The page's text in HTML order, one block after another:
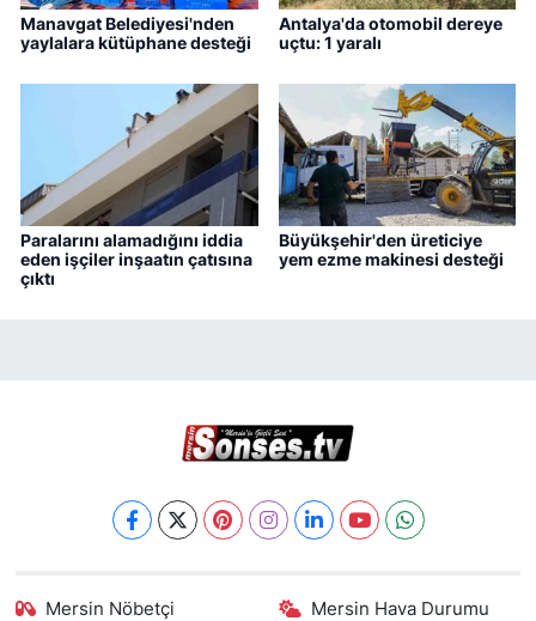
Manavgat Belediyesi'nden
yaylalara kütüphane desteği
Antalya'da otomobil dereye
uçtu: 1 yaralı
Paralarını alamadığını iddia
eden işçiler inşaatın çatısına
çıktı
Büyükşehir'den üreticiye
yem ezme makinesi desteği
Mersin Nöbetçi
Mersin Hava Durumu